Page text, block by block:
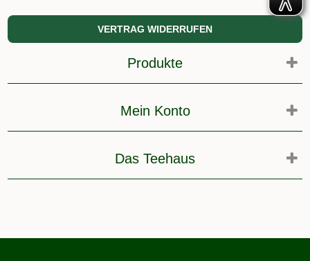
VERTRAG WIDERRUFEN
Produkte
Mein Konto
Das Teehaus